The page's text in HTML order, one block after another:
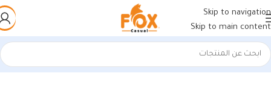
Skip to navigation
Skip to main content
الرئيسية/منتجات تحت الوسم “أحذية مريحة بيضاء وجملية”